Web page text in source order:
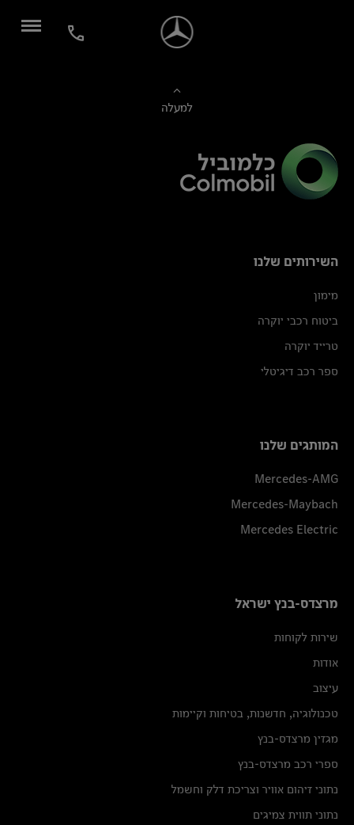
למעלה
השירותים שלנו
מימון
ביטוח רכבי יוקרה
טרייד יוקרה
ספר רכב דיגיטלי
המותגים שלנו
Mercedes-AMG
Mercedes-Maybach
Mercedes Electric
מרצדס-בנץ ישראל
שירות לקוחות
אודות
עיצוב
טכנולוגיה, חדשנות, בטיחות וקיימות
מגזין מרצדס-בנץ
ספרי רכב מרצדס-בנץ
נתוני זיהום אוויר וצריכת דלק וחשמל
נתוני תווית צמיגים